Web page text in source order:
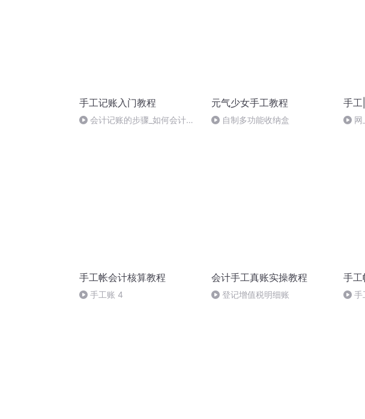
手工记账入门教程
会计记账的步骤_如何会计记
元气少女手工教程
自制多功能收纳盒
手工
网
手工帐会计核算教程
手工账 4
会计手工真账实操教程
登记增值税明细账
手工
手